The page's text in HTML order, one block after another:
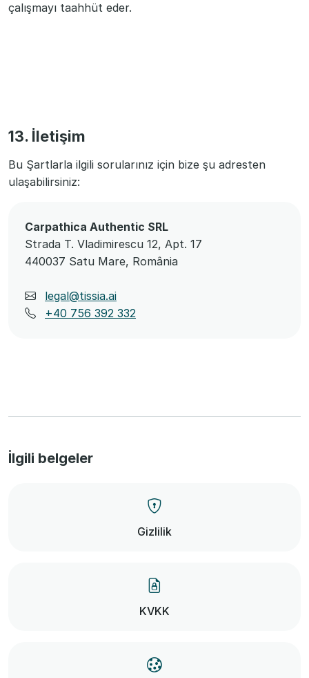
çalışmayı taahhüt eder.
13. İletişim
Bu Şartlarla ilgili sorularınız için bize şu adresten
ulaşabilirsiniz:
Carpathica Authentic SRL
Strada T. Vladimirescu 12, Apt. 17
440037 Satu Mare, România
legal@tissia.ai
+40 756 392 332
İlgili belgeler
Gizlilik
KVKK